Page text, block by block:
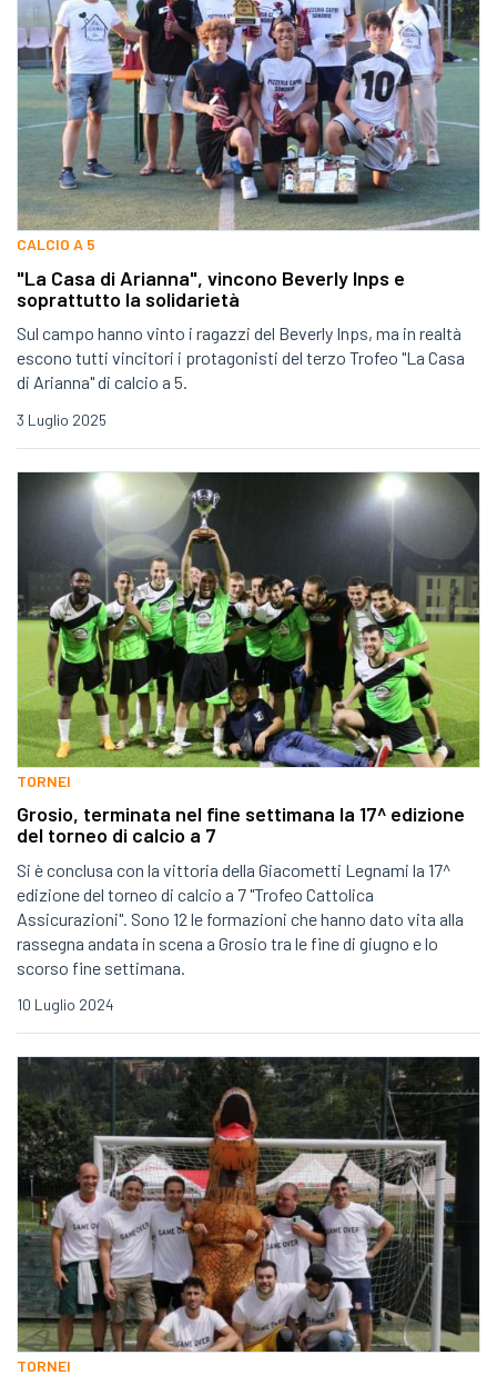
CALCIO A 5
"La Casa di Arianna", vincono Beverly Inps e
soprattutto la solidarietà
Sul campo hanno vinto i ragazzi del Beverly Inps, ma in realtà
escono tutti vincitori i protagonisti del terzo Trofeo "La Casa
di Arianna" di calcio a 5.
3 Luglio 2025
TORNEI
Grosio, terminata nel fine settimana la 17^ edizione
del torneo di calcio a 7
Si è conclusa con la vittoria della Giacometti Legnami la 17^
edizione del torneo di calcio a 7 "Trofeo Cattolica
Assicurazioni". Sono 12 le formazioni che hanno dato vita alla
rassegna andata in scena a Grosio tra le fine di giugno e lo
scorso fine settimana.
10 Luglio 2024
TORNEI